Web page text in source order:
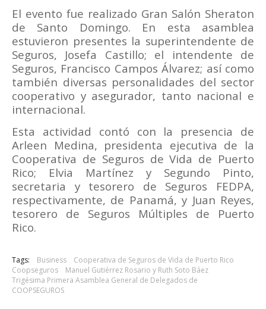
El evento fue realizado Gran Salón Sheraton
de Santo Domingo. En esta asamblea
estuvieron presentes la superintendente de
Seguros, Josefa Castillo; el intendente de
Seguros, Francisco Campos Álvarez; así como
también diversas personalidades del sector
cooperativo y asegurador, tanto nacional e
internacional.
Esta actividad contó con la presencia de
Arleen Medina, presidenta ejecutiva de la
Cooperativa de Seguros de Vida de Puerto
Rico; Elvia Martínez y Segundo Pinto,
secretaria y tesorero de Seguros FEDPA,
respectivamente, de Panamá, y Juan Reyes,
tesorero de Seguros Múltiples de Puerto
Rico.
Tags: Business
Cooperativa de Seguros de Vida de Puerto Rico
Coopseguros
Manuel Gutiérrez Rosario y Ruth Soto Báez
Trigésima Primera Asamblea General de Delegados de
COOPSEGUROS